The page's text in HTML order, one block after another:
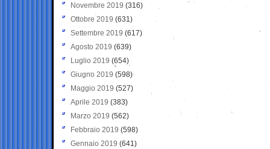
Novembre 2019 (316)
Ottobre 2019 (631)
Settembre 2019 (617)
Agosto 2019 (639)
Luglio 2019 (654)
Giugno 2019 (598)
Maggio 2019 (527)
Aprile 2019 (383)
Marzo 2019 (562)
Febbraio 2019 (598)
Gennaio 2019 (641)